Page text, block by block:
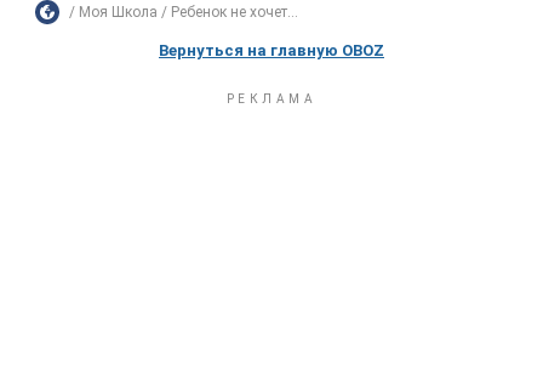
Моя Школа Ребенок не хочет...
Вернуться на главную OBOZ